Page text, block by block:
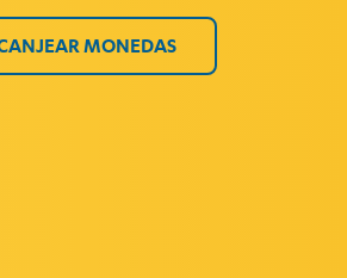
MONEDAS